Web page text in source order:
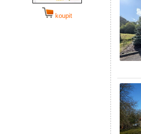
koupit